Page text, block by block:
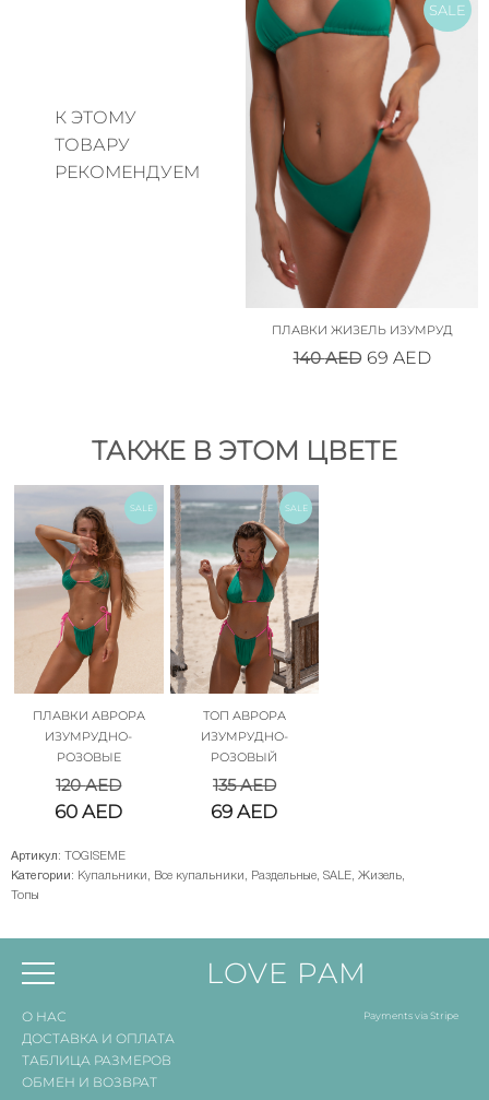
К ЭТОМУ
ТОВАРУ
РЕКОМЕНДУЕМ
SALE
ПЛАВКИ ЖИЗЕЛЬ ИЗУМРУД
140AED 69 AED
ТАКЖЕ В ЭТОМ ЦВЕТЕ
SALE
ПЛАВКИ АВРОРА
ИЗУМРУДНО-
РОЗОВЫЕ
120AED
60AED
SALE
ТОП АВРОРА
ИЗУМРУДНО-
РОЗОВЫЙ
135AED
69AED
Артикул:
TOGISEME
Категории: Купальники Все купальники Раздельные SALE Жизель
Топы
LOVE PAM
О НАС
ДОСТАВКА И ОПЛАТА
ТАБЛИЦА РАЗМЕРОВ
ОБМЕН И ВОЗВРАТ
Payments via Stripe